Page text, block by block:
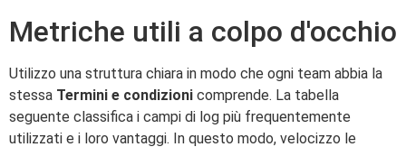
Metriche utili a colpo d'occhio
Utilizzo una struttura chiara in modo che ogni team abbia la
stessa Termini e condizioni comprende. La tabella
seguente classifica i campi di log più frequentemente
utilizzati e i loro vantaggi. In questo modo, velocizzo le